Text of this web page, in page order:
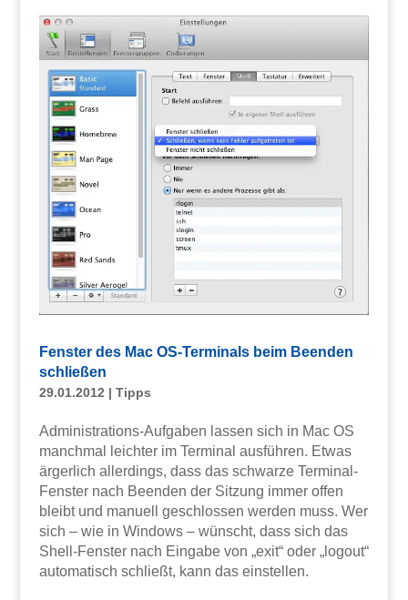
Fenster des Mac OS-Terminals beim Beenden
schließen
29.01.2012 | Tipps
Administrations-Aufgaben lassen sich in Mac OS
manchmal leichter im Terminal ausführen. Etwas
ärgerlich allerdings, dass das schwarze Terminal-
Fenster nach Beenden der Sitzung immer offen
bleibt und manuell geschlossen werden muss. Wer
sich – wie in Windows – wünscht, dass sich das
Shell-Fenster nach Eingabe von „exit“ oder „logout“
automatisch schließt, kann das einstellen.